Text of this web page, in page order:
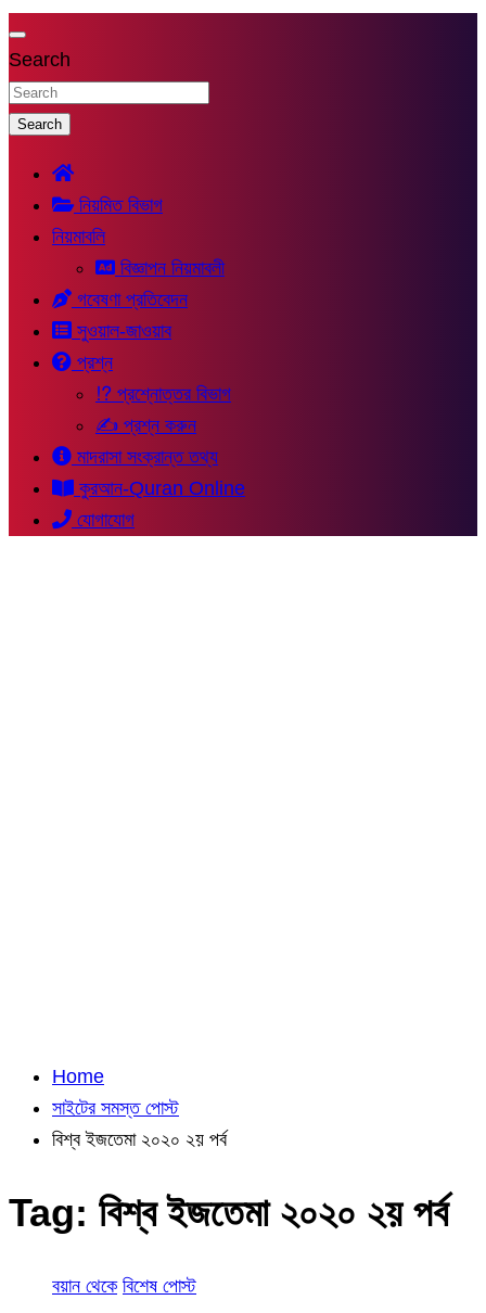
Search
Search
নিয়মিত বিভাগ
নিয়মাবলি
বিজ্ঞাপন নিয়মাবলী
গবেষণা প্রতিবেদন
সুওয়াল-জাওয়াব
প্রশ্ন
⁉ প্রশ্নোত্তর বিভাগ
✍ প্রশ্ন করুন
মাদরাসা সংক্রান্ত তথ্য
কুরআন-Quran Online
যোগাযোগ
Home
সাইটের সমস্ত পোস্ট
বিশ্ব ইজতেমা ২০২০ ২য় পর্ব
Tag: বিশ্ব ইজতেমা ২০২০ ২য় পর্ব
বয়ান থেকে বিশেষ পোস্ট